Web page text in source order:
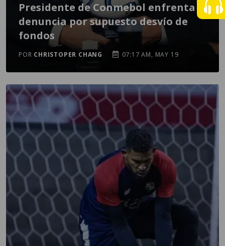
Presidente de Conmebol enfrenta
denuncia por supuesto desvío de
fondos
POR CHRISTOPER CHANG 07:17 AM, MAY 19